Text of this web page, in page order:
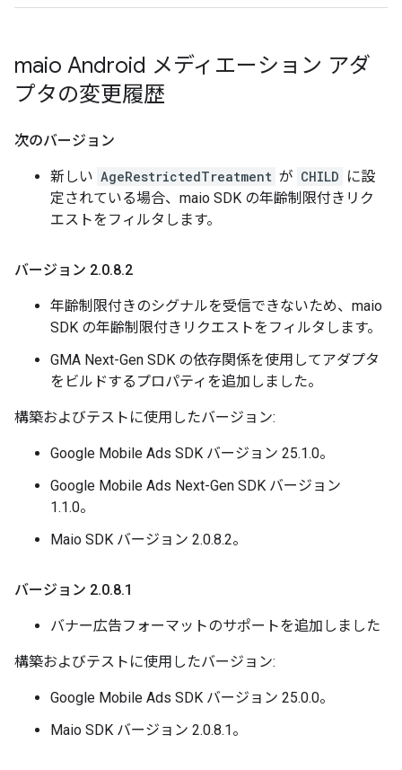
maio Android メディエーション アダ
プタの変更履歴
次のバージョン
新しい AgeRestrictedTreatment が CHILD に設
定されている場合、maio SDK の年齢制限付きリク
エストをフィルタします。
バージョン 2.0.8.2
年齢制限付きのシグナルを受信できないため、maio
SDK の年齢制限付きリクエストをフィルタします。
GMA Next-Gen SDK の依存関係を使用してアダプタ
をビルドするプロパティを追加しました。
構築およびテストに使用したバージョン:
Google Mobile Ads SDK バージョン 25.1.0。
Google Mobile Ads Next-Gen SDK バージョン
1.1.0。
Maio SDK バージョン 2.0.8.2。
バージョン 2.0.8.1
バナー広告フォーマットのサポートを追加しました
構築およびテストに使用したバージョン:
Google Mobile Ads SDK バージョン 25.0.0。
Maio SDK バージョン 2.0.8.1。